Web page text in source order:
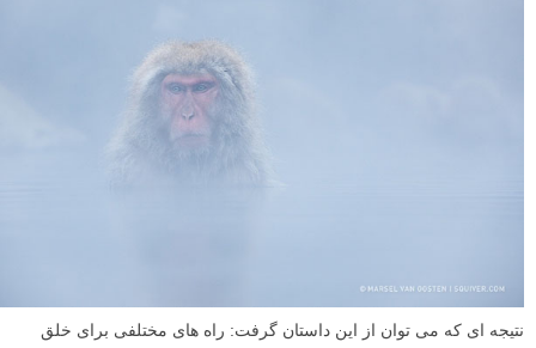
نتیجه ای که می توان از این داستان گرفت: راه های مختلفی برای خلق